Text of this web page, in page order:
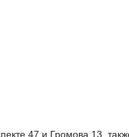
47 и Громова 13,